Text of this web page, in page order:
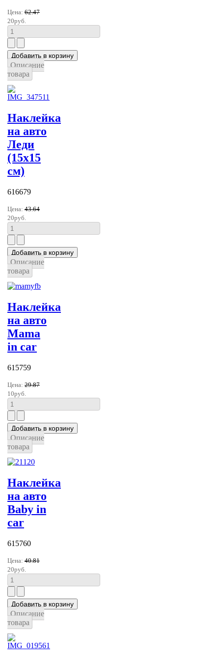
Цена: 62.47
20руб.
Описание
товара
Наклейка
на авто
Леди
(15х15
см)
616679
Цена: 43.64
20руб.
Описание
товара
Наклейка
на авто
Mama
in car
615759
Цена: 29.87
10руб.
Описание
товара
Наклейка
на авто
Baby in
car
615760
Цена: 40.81
20руб.
Описание
товара